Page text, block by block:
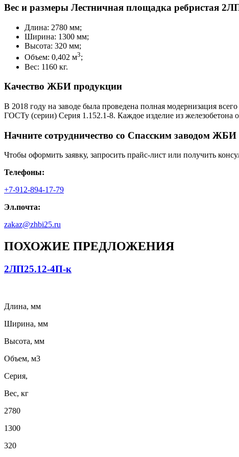
Вес и размеры Лестничная площадка ребристая
Длина: 2780 мм;
Ширина: 1300 мм;
Высота: 320 мм;
Объем: 0,402 м3;
Вес: 1160 кг.
Качество ЖБИ продукции
В 2018 году на заводе была проведена полная модернизация
ГОСТу (серии) Серия 1.152.1-8. Каждое изделие из железобетона
Начните сотрудничество со Cпасским заводом ЖБИ
Чтобы оформить заявку, запросить прайс-лист или получить
Телефоны:
+7-912-894-17-79
Эл.почта:
zakaz@zhbi25.ru
ПОХОЖИЕ ПРЕДЛОЖЕНИЯ
2ЛП25.12-4П-к
Длина, мм
Ширина, мм
Высота, мм
Объем, м3
Серия,
Вес, кг
2780
1300
320